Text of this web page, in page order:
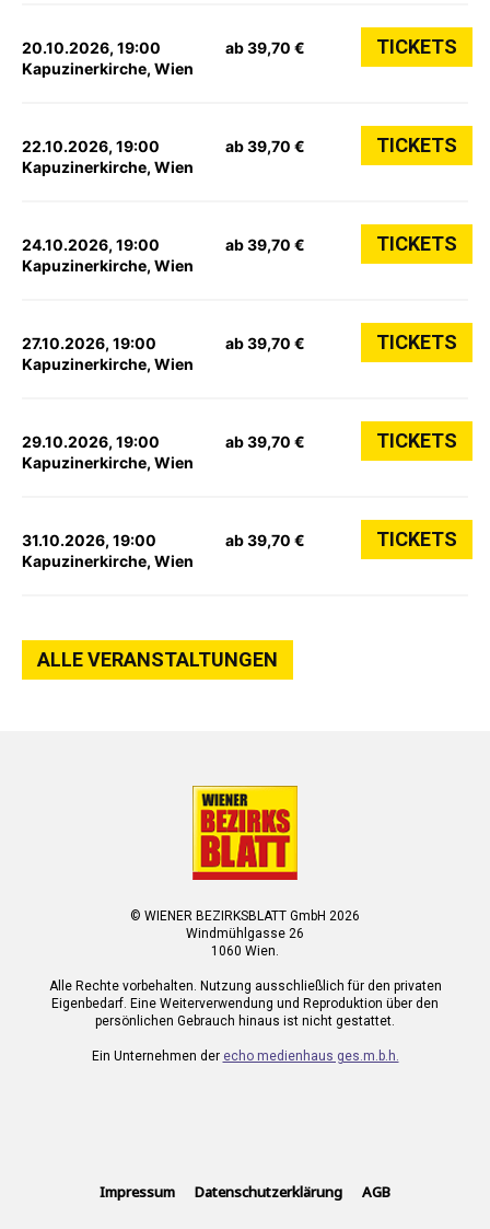
20.10.2026, 19:00
Kapuzinerkirche, Wien
ab 39,70 € TICKETS
22.10.2026, 19:00
Kapuzinerkirche, Wien
ab 39,70 € TICKETS
24.10.2026, 19:00
Kapuzinerkirche, Wien
ab 39,70 € TICKETS
27.10.2026, 19:00
Kapuzinerkirche, Wien
ab 39,70 € TICKETS
29.10.2026, 19:00
Kapuzinerkirche, Wien
ab 39,70 € TICKETS
31.10.2026, 19:00
Kapuzinerkirche, Wien
ab 39,70 € TICKETS
ALLE VERANSTALTUNGEN
© WIENER BEZIRKSBLATT GmbH 2026
Windmühlgasse 26
1060 Wien.
Alle Rechte vorbehalten. Nutzung ausschließlich für den privaten
Eigenbedarf. Eine Weiterverwendung und Reproduktion über den
persönlichen Gebrauch hinaus ist nicht gestattet.
Ein Unternehmen der echo medienhaus ges.m.b.h.
Impressum Datenschutzerklärung AGB